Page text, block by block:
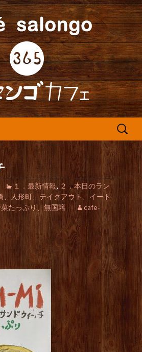
サロンゴ)カフ
らせ
フェ『365カフェ』より
けします。
検
１．最新情報, ２．本日のラン
、人形町、テイクアウト、イート
たっぷり、無国籍
cafe-